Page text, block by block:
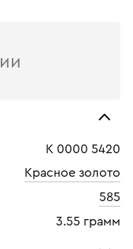
К 0000 5420
Красное золото
585
3.55 грамм